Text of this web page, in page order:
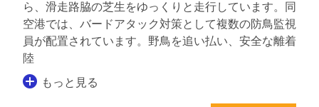
ら、滑走路脇の芝生をゆっくりと走行しています。同
空港では、バードアタック対策として複数の防鳥監視
員が配置されています。野鳥を追い払い、安全な離着
陸
もっと見る